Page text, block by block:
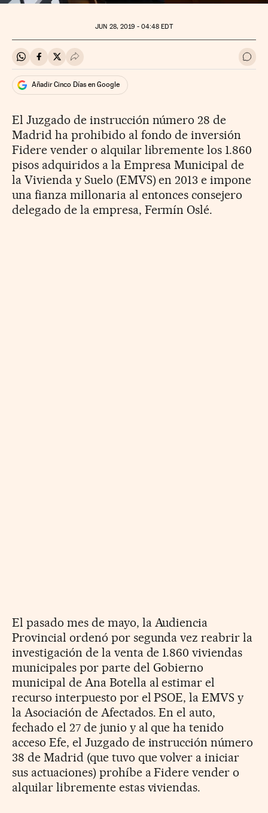
JUN 28, 2019 - 04:48 EDT
Compartir en Whatsapp
Compartir en Facebook
Compartir en Twitter
Desplegar Redes Sociales Ir a
Añadir Cinco Días en Google
El Juzgado de instrucción número 28 de
Madrid ha prohibido al fondo de inversión
Fidere vender o alquilar libremente los 1.860
pisos adquiridos a la Empresa Municipal de
la Vivienda y Suelo (EMVS) en 2013 e impone
una fianza millonaria al entonces consejero
delegado de la empresa, Fermín Oslé.
El pasado mes de mayo, la Audiencia
Provincial ordenó por segunda vez reabrir la
investigación de la venta de 1.860 viviendas
municipales por parte del Gobierno
municipal de Ana Botella al estimar el
recurso interpuesto por el PSOE, la EMVS y
la Asociación de Afectados. En el auto,
fechado el 27 de junio y al que ha tenido
acceso Efe, el Juzgado de instrucción número
38 de Madrid (que tuvo que volver a iniciar
sus actuaciones) prohíbe a Fidere vender o
alquilar libremente estas viviendas.